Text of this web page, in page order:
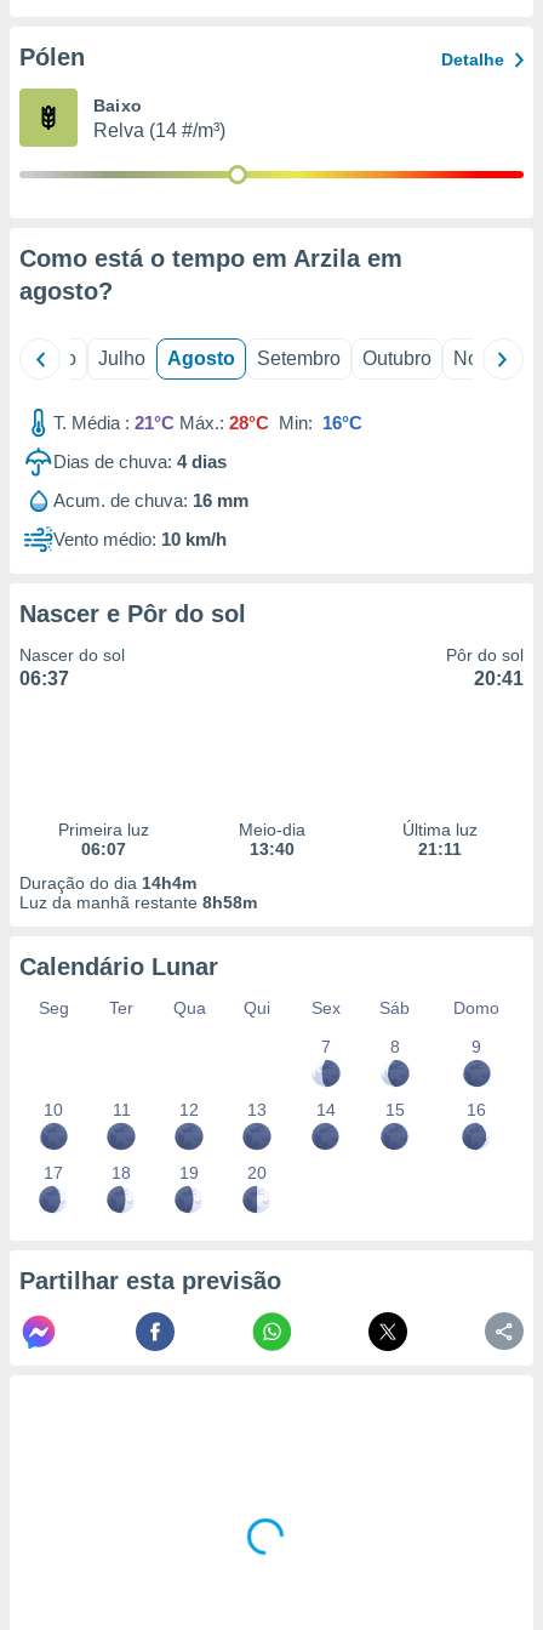
através
estudos
e
Pólen Detalhe
Baixo
Relva (14 #/m³)
Como está o tempo em Arzila em
agosto?
Junho Julho Agosto Setembro Outubro Novembro
T. Média : 21°C Máx.: 28°C Min: 16°C
Dias de chuva: 4dias
Acum. de chuva: 16 mm
Vento médio: 10 km/h
Nascer e Pôr do sol
Nascer do sol
06:37
Pôr do sol
20:41
Primeira luz
06:07
Meio-dia
13:40
Última luz
21:11
Duração do dia 14h4m
Luz da manhã restante 8h58m
Calendário Lunar
Seg Ter Qua Qui Sex Sáb
Domo
7
8 9
10 11 12 13 14 15 16
17 18 19 20
Partilhar esta previsão